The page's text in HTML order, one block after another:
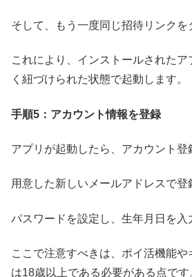
そして、もう一度同じ招待リンクを
これにより、インストールされたア
く紐づけられた状態で起動します。
手順5：アカウント情報を登録
アプリが起動したら、アカウント登
用意した新しいメールアドレスで登
パスワードを設定し、生年月日を入
ここで注意すべきは、ポイ活機能や
は18歳以上である必要がある点です